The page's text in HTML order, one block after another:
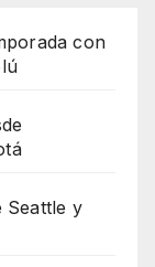
con
Seattle y